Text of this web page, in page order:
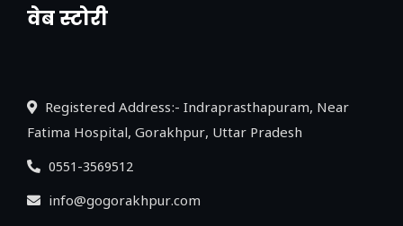
वेब स्टोरी
नया एक्सप्रेसवे: पूर्वांचल का लक, डेवलपमेंट का
Registered Address:- Indraprasthapuram, Near
Fatima Hospital, Gorakhpur, Uttar Pradesh
0551-3569512
info@gogorakhpur.com